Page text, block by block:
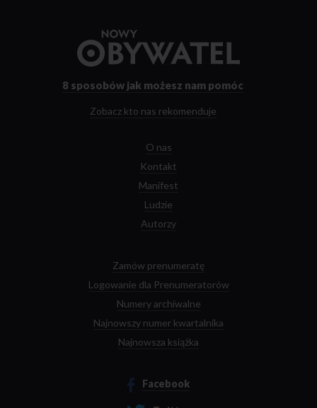
strony
8 sposobów jak możesz nam pomóc
Zobacz kto nas rekomenduje
O nas
Kontakt
Manifest
Ludzie
Autorzy
Zamów prenumeratę
Logowanie dla Prenumeratorów
Numery archiwalne
Najnowszy numer kwartalnika
Najnowsza książka
Facebook